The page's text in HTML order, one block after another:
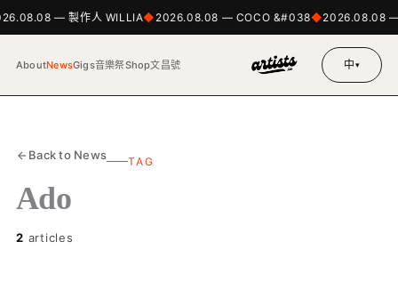
— 製作人 WILLIA 2026.08.08 — COCO &#038 2026.08.08 —
AboutNewsGigs音樂祭Shop文昌號 中▾
Back to News TAG
Ado
2 articles